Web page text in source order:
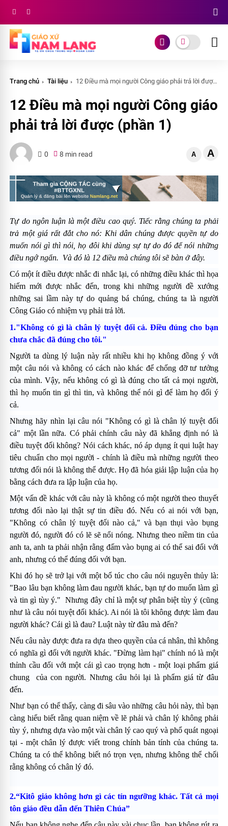
Trang chủ Tài liệu 12 Ðiều mà mọi người Công giáo phải trả lời được (phần 1)
12 Ðiều mà mọi người Công giáo
phải trả lời được (phần 1)
0 8 min read A A
Tự do ngôn luận là một điều cao quý. Tiếc rằng chúng ta phải
trả một giá rất đắt cho nó: Khi dân chúng được quyền tự do
muốn nói gì thì nói, họ đôi khi dùng sự tự do đó để nói những
điều ngớ ngẩn. Và đó là 12 điều mà chúng tôi sẽ bàn ở đây.
Có một ít điều được nhắc đi nhắc lại, có những điều khác thì họa
hiếm mới được nhắc đến, trong khi những người đề xướng
những sai lầm này tự do quảng bá chúng, chúng ta là người
Công Giáo có nhiệm vụ phải trả lời.
1."Không có gì là chân lý tuyệt đối cả. Ðiều đúng cho bạn
chưa chắc đã đúng cho tôi."
Người ta dùng lý luận này rất nhiều khi họ không đồng ý với
một câu nói và không có cách nào khác để chống đỡ tư tưởng
của mình. Vậy, nếu không có gì là đúng cho tất cả mọi người,
thì họ muốn tin gì thì tin, và không thể nói gì để làm họ đổi ý
cả.
Nhưng hãy nhìn lại câu nói "Không có gì là chân lý tuyệt đối
cả" một lần nữa. Có phải chính câu này đã khẳng định nó là
điều tuyệt đối không? Nói cách khác, nó áp dụng ít qui luật hay
tiêu chuẩn cho mọi người - chính là điều mà những người theo
tương đối nói là không thể được. Họ đã hóa giải lập luận của họ
bằng cách đưa ra lập luận của họ.
Một vấn đề khác với câu này là không có một người theo thuyết
tương đối nào lại thật sự tin điều đó. Nếu có ai nói với bạn,
"Không có chân lý tuyệt đối nào cả," và bạn thụi vào bụng
người đó, người đó có lẽ sẽ nổi nóng. Nhưng theo niềm tin của
anh ta, anh ta phải nhận rằng đấm vào bụng ai có thể sai đối với
anh, nhưng có thể đúng đối với bạn.
Khi đó họ sẽ trở lại với một bổ túc cho câu nói nguyên thủy là:
"Bao lâu bạn không làm đau người khác, bạn tự do muốn làm gì
và tin gì tùy ý." Nhưng đây chỉ là một sự phân biệt tùy ý (cũng
như là câu nói tuyệt đối khác). Ai nói là tôi không được làm đau
người khác? Cái gì là đau? Luật này từ đâu mà đến?
Nếu câu này được đưa ra dựa theo quyền của cá nhân, thì không
có nghĩa gì đối với người khác. "Ðừng làm hại" chính nó là một
thỉnh cầu đối với một cái gì cao trọng hơn - một loại phẩm giá
chung của con người. Nhưng câu hỏi lại là phẩm giá từ đâu
đến.
Như bạn có thể thấy, càng đi sâu vào những câu hỏi này, thì bạn
càng hiểu biết rằng quan niệm về lẽ phải và chân lý không phải
tùy ý, nhưng dựa vào một vài chân lý cao quý và phổ quát ngoại
tại - một chân lý được viết trong chính bản tính của chúng ta.
Chúng ta có thể không biết nó trọn vẹn, nhưng không thể chối
rằng không có chân lý đó.
2.“Kitô giáo không hơn gì các tín ngưỡng khác. Tất cả mọi
tôn giáo đều dẫn đến Thiên Chúa”